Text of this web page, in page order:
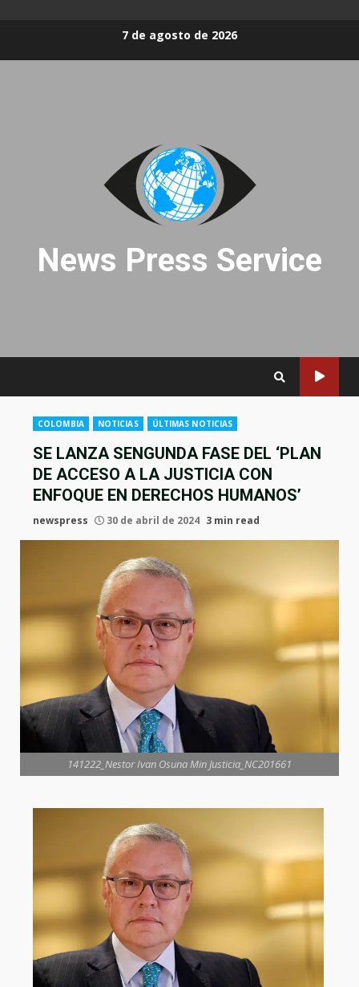
7 de agosto de 2026
News Press Service
COLOMBIA NOTICIAS ÚLTIMAS NOTICIAS
SE LANZA SENGUNDA FASE DEL ‘PLAN
DE ACCESO A LA JUSTICIA CON
ENFOQUE EN DERECHOS HUMANOS’
newspress 30 de abril de 2024 3 min read
141222_Nestor Ivan Osuna Min Justicia_NC201661